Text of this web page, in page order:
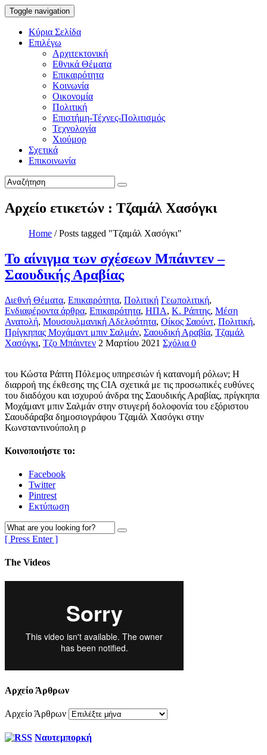
Toggle navigation
Κύρια Σελίδα
Επιλέγω
Αρχιτεκτονική
Εθνικά Θέματα
Επικαιρότητα
Κοινωνία
Οικονομία
Πολιτική
Επιστήμη-Τέχνες-Πολιτισμός
Τεχνολογία
Χιούμορ
Σχετικά
Επικοινωνία
Αρχείο ετικετών : Τζαμάλ Χασόγκι
Home / Posts tagged "Τζαμάλ Χασόγκι"
Το αίνιγμα των σχέσεων Μπάιντεν –
Σαουδικής Αραβίας
Διεθνή Θέματα, Επικαιρότητα, Πολιτική Γεωπολιτική,
Ενδιαφέροντα άρθρα, Επικαιρότητα, ΗΠΑ, Κ. Ράπτης, Μέση
Ανατολή, Μουσουλμανική Αδελφότητα, Οίκος Σαούντ, Πολιτική,
Πρίγκηπας Μοχάμαντ μπιν Σαλμάν, Σαουδική Αραβία, Τζαμάλ
Χασόγκι, Τζο Μπάιντεν 2 Μαρτίου 2021 Σχόλια 0
του Κώστα Ράπτη Πόλεμος υπηρεσιών ή κατανομή ρόλων; Η
διαρροή της έκθεσης της CIA σχετικά με τις προσωπικές ευθύνες
του διαδόχου και ισχυρού άνδρα της Σαουδικής Αραβίας, πρίγκηπα
Μοχάμαντ μπιν Σαλμάν στην στυγερή δολοφονία του εξόριστου
Σαουδάραβα δημοσιογράφου Τζαμάλ Χασόγκι στην
Κωνσταντινούπολη ρ
Κοινοποιήστε το:
Facebook
Twitter
Pintrest
Εκτύπωση
[ Press Enter ]
The Videos
Αρχείο Άρθρων
Αρχείο Άρθρων
Ναυτεμπορκή